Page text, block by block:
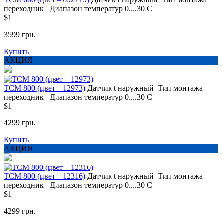
переходник
Диапазон температур 0....30 С
$1
3599 грн.
Купить
АКЦИЯ
ТСМ 800 (цвет – 12973) Датчик t наружный Тип монтажа
переходник
Диапазон температур 0....30 С
$1
4299 грн.
Купить
АКЦИЯ
ТСМ 800 (цвет – 12316) Датчик t наружный Тип монтажа
переходник
Диапазон температур 0....30 С
$1
4299 грн.